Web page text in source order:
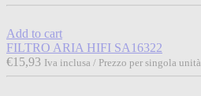
Add to cart
FILTRO ARIA HIFI SA16322
€15,93 Iva inclusa / Prezzo per singola unità